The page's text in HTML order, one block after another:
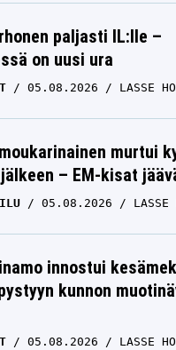
paljasti IL:lle –
on uusi ura
05.08.2026 LASSE
murtui
– EM-kisat
05.08.2026 LASSE
innostui
kunnon
05.08.2026 LASSE